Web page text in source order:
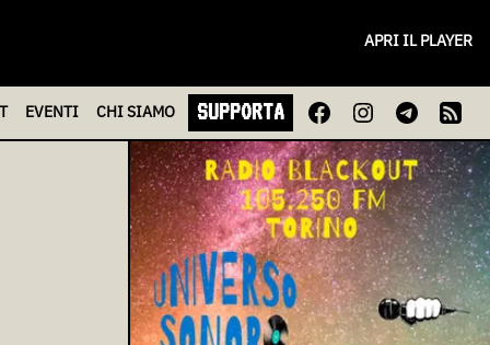
APRI IL PLAYER
EVENTI CHISIAMO SUPPORTA